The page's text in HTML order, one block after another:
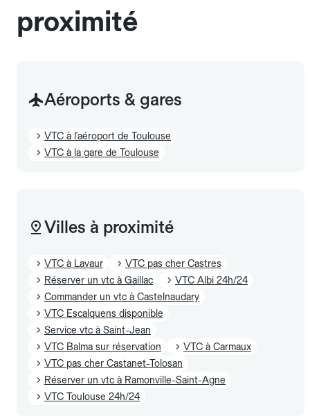
proximité
Aéroports & gares
VTC à l'aéroport de Toulouse
VTC à la gare de Toulouse
Villes à proximité
VTC à Lavaur
VTC pas cher Castres
Réserver un vtc à Gaillac
VTC Albi 24h/24
Commander un vtc à Castelnaudary
VTC Escalquens disponible
Service vtc à Saint-Jean
VTC Balma sur réservation
VTC à Carmaux
VTC pas cher Castanet-Tolosan
Réserver un vtc à Ramonville-Saint-Agne
VTC Toulouse 24h/24